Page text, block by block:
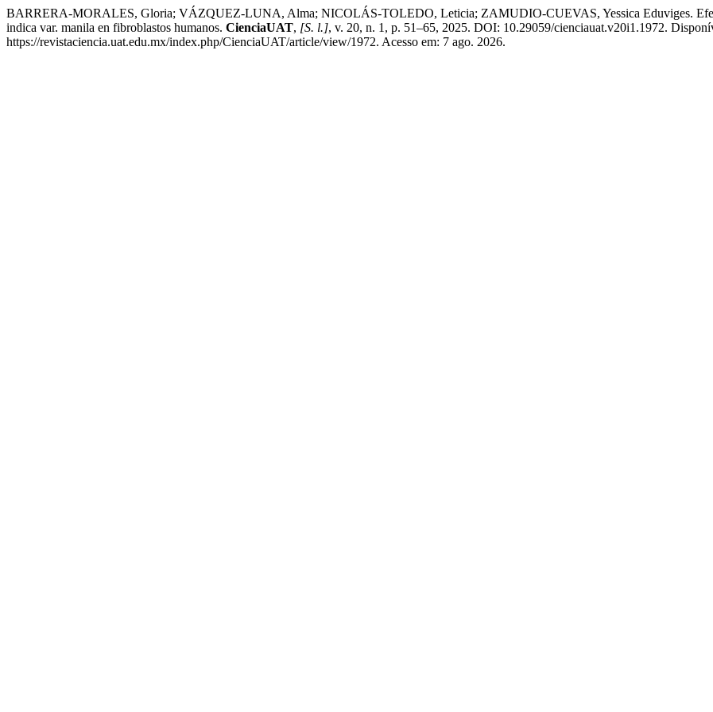
BARRERA-MORALES, Gloria; VÁZQUEZ-LUNA, Alma; NICOLÁS-TOLEDO, Leticia; ZAMUDIO-CUEVAS, Yessica Eduviges.
indica var. manila en fibroblastos humanos. CienciaUAT, [S. l.], v. 20, n. 1, p. 51–65, 2025. DOI: 10.29059/cienciauat.v20i1.1972.
https://revistaciencia.uat.edu.mx/index.php/CienciaUAT/article/view/1972. Acesso em: 7 ago. 2026.